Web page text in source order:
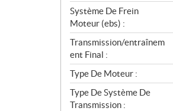
Système De Frein
Moteur (ebs) :
Transmission/entraînem
ent Final :
Type De Moteur :
Type De Système De
Transmission :